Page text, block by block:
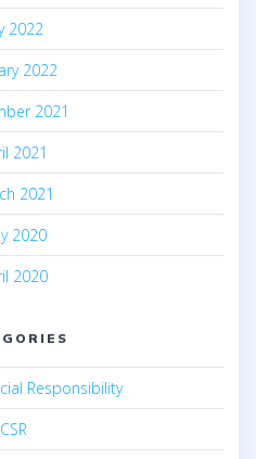
2022
2022
2021
2021
2021
2020
2020
Responsibility
CSR